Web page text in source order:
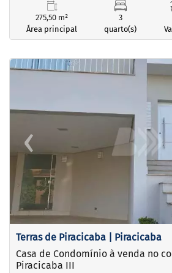
275,50 m²
Área principal
3
quarto(s)
<<<<
‹Previous
Terras de Piracicaba | Piracicaba
Casa de Condomínio à venda no
Piracicaba III